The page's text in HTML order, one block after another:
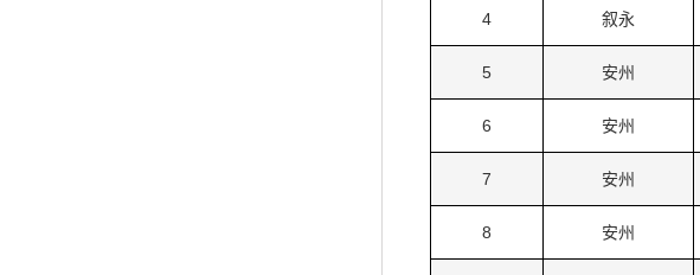
4 叙永
5 安州
6 安州
7 安州
8 安州